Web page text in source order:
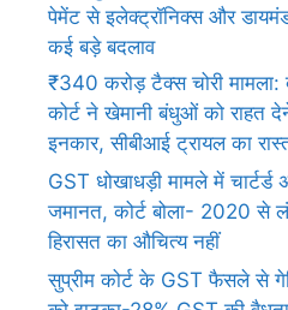
पेमेंट से इलेक्ट्रॉनिक्स और
कई बड़े बदलाव
₹340 करोड़ टैक्स चोरी मामला:
कोर्ट ने खेमानी बंधुओं को राहत
इनकार, सीबीआई ट्रायल का
GST धोखाधड़ी मामले में
जमानत, कोर्ट बोला- 2020 से
हिरासत का औचित्य नहीं
सुप्रीम कोर्ट के GST फैसले से